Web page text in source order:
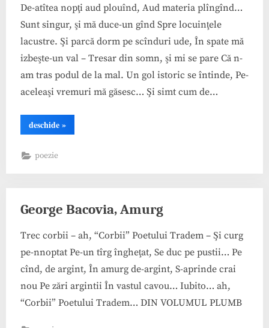
De-atîtea nopţi aud plouînd, Aud materia plîngînd…
Sunt singur, şi mă duce-un gînd Spre locuinţele
lacustre. Şi parcă dorm pe scînduri ude, În spate mă
izbeşte-un val – Tresar din somn, şi mi se pare Că n-
am tras podul de la mal. Un gol istoric se întinde, Pe-
aceleaşi vremuri mă găsesc… Şi simt cum de…
deschide“George
Bacovia,
»
poezie
George Bacovia, Amurg
Trec corbii – ah, “Corbii” Poetului Tradem – Şi curg
pe-nnoptat Pe-un tîrg îngheţat, Se duc pe pustii… Pe
cînd, de argint, În amurg de-argint, S-aprinde crai
nou Pe zări argintii În vastul cavou… Iubito… ah,
“Corbii” Poetului Tradem… DIN VOLUMUL PLUMB